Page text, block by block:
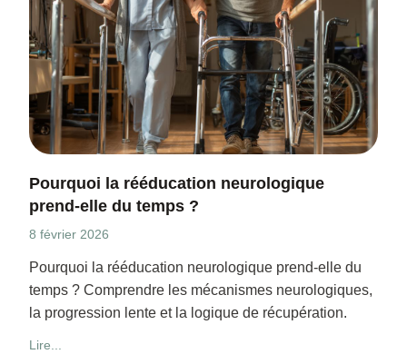
Pourquoi la rééducation neurologique
prend-elle du temps ?
8 février 2026
Pourquoi la rééducation neurologique prend-elle du
temps ? Comprendre les mécanismes neurologiques,
la progression lente et la logique de récupération.
Lire...